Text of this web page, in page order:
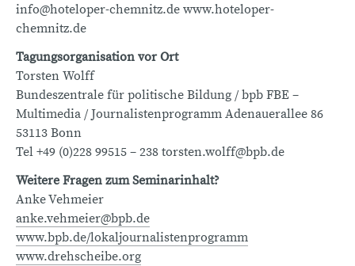
info@hoteloper-chemnitz.de www.hoteloper-
chemnitz.de
Tagungsorganisation vor Ort
Torsten Wolff
Bundeszentrale für politische Bildung / bpb FBE –
Multimedia / Journalistenprogramm Adenauerallee 86
53113 Bonn
Tel +49 (0)228 99515 – 238 torsten.wolff@bpb.de
Weitere Fragen zum Seminarinhalt?
Anke Vehmeier
anke.vehmeier@bpb.de
www.bpb.de/lokaljournalistenprogramm
www.drehscheibe.org